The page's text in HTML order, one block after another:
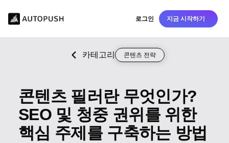
로그인 지금 시작하기
카테고리 콘텐츠 전략
콘텐츠 필러란 무엇인가?
SEO 및 청중 권위를 위한
핵심 주제를 구축하는 방법